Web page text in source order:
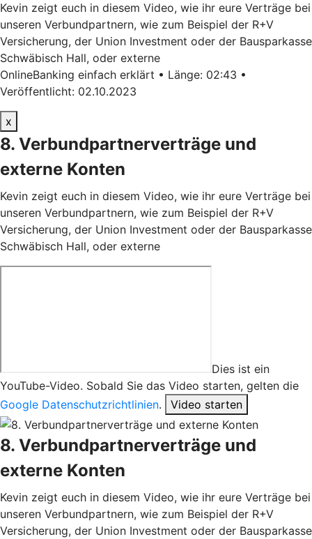
Kevin zeigt euch in diesem Video, wie ihr eure Verträge bei
unseren Verbundpartnern, wie zum Beispiel der R+V
Versicherung, der Union Investment oder der Bausparkasse
Schwäbisch Hall, oder externe
OnlineBanking einfach erklärt • Länge: 02:43 •
Veröffentlicht: 02.10.2023
x
8. Verbundpartnerverträge und
externe Konten
Kevin zeigt euch in diesem Video, wie ihr eure Verträge bei
unseren Verbundpartnern, wie zum Beispiel der R+V
Versicherung, der Union Investment oder der Bausparkasse
Schwäbisch Hall, oder externe
Dies ist ein
YouTube-Video. Sobald Sie das Video starten, gelten die
Google Datenschutzrichtlinien. Video starten
8. Verbundpartnerverträge und
externe Konten
Kevin zeigt euch in diesem Video, wie ihr eure Verträge bei
unseren Verbundpartnern, wie zum Beispiel der R+V
Versicherung, der Union Investment oder der Bausparkasse